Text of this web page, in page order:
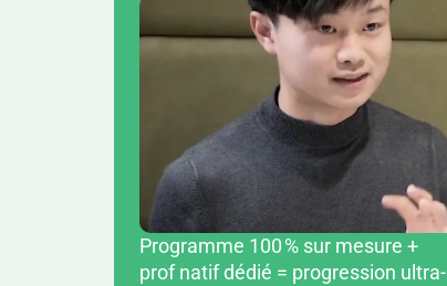
Programme 100 % sur mesure +
prof natif dédié = progression ultra-